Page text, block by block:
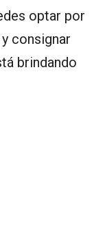
optar por
consignar
brindando